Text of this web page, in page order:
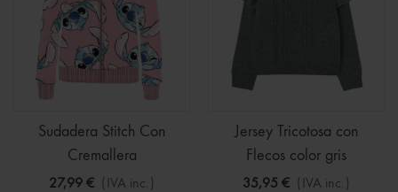
Sudadera Stitch Con
Cremallera
27,99 € (IVA inc.)
Jersey Tricotosa con
Flecos color gris
35,95 € (IVA inc.)